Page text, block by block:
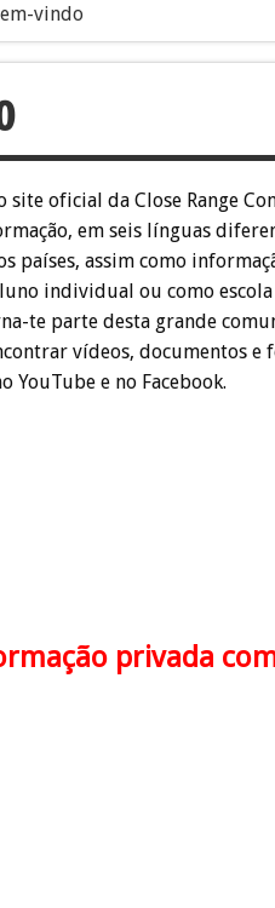
vindo
site oficial da Close Range
em seis línguas
países, assim como
individual ou como
te parte desta grande
vídeos, documentos e
YouTube e no Facebook.
privada